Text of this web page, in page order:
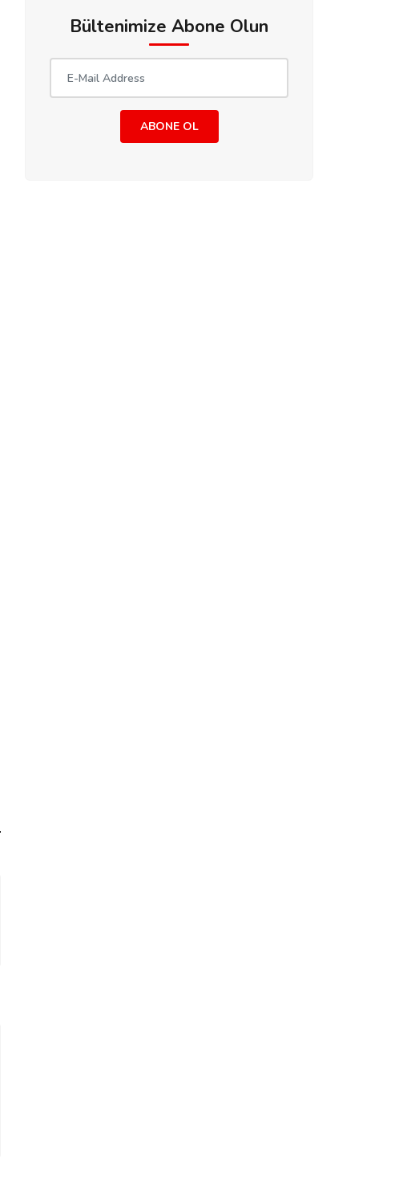
Bültenimize Abone Olun
ABONE OL